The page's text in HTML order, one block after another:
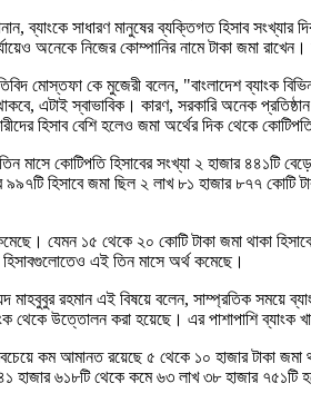
ব্যাংকে সাধারণ মানুষের ব্যক্তিগত হিসাব
অনেকে নিজের কোম্পানির নামে টাকা জমা
মোস্তফা কে মুজেরী বলেন, "বাংলাদেশ ব্যাংক
থাকবে, এটাই স্বাভাবিক। কারণ, সরকারি অনেক
হিসাব বেশি হলেও জমা অর্থের দিক থেকে
মাসে কোটিপতি হিসাবের সংখ্যা ২ হাজার ৪৪১টি
হিসাবে জমা ছিল ২ লাখ ৮১ হাজার ৮৭৭ কোটি
কমেছে। যেমন ১৫ থেকে ২০ কোটি টাকা জমা থাকা
এই তিন মাসে অর্থ কমেছে।
মাহবুবুর রহমান এই বিষয়ে বলেন, সাম্প্রতিক সময়ে
থেকে উত্তোলন করা হয়েছে। এর পাশাপাশি
কম আমানত রয়েছে ৫ থেকে ১০ হাজার টাকা
হাজার ৬১৮টি থেকে কমে ৬৩ লাখ ৩৮ হাজার ৭৫১টি